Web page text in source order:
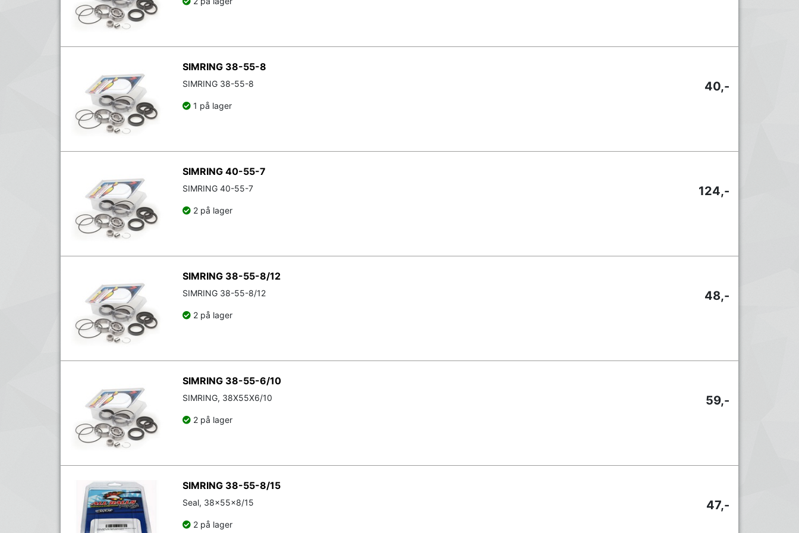
SIMRING 38-55-8
SIMRING 38-55-8
1 på lager
40,-
SIMRING 40-55-7
SIMRING 40-55-7
2 på lager
124,-
SIMRING 38-55-8/12
SIMRING 38-55-8/12
2 på lager
48,-
SIMRING 38-55-6/10
SIMRING, 38X55X6/10
2 på lager
59,-
SIMRING 38-55-8/15
Seal, 38x55x8/15
2 på lager
47,-